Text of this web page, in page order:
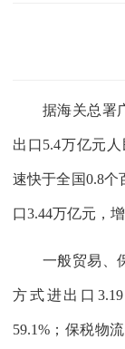
据海关总署广
出口5.4万亿元
速快于全国0.8个
口3.44万亿元，
一般贸易、保
方式进出口
59.1%；保税物